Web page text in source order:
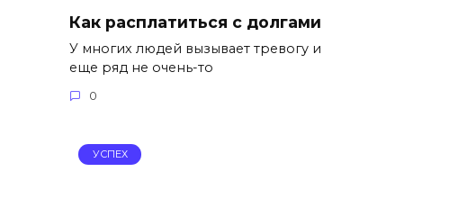
Как расплатиться с долгами
У многих людей вызывает тревогу и
еще ряд не очень-то
0
УСПЕХ